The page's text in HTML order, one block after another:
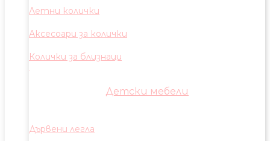
Летни колички
Аксесоари за колички
Колички за близнаци
Детски мебели
Дървени легла